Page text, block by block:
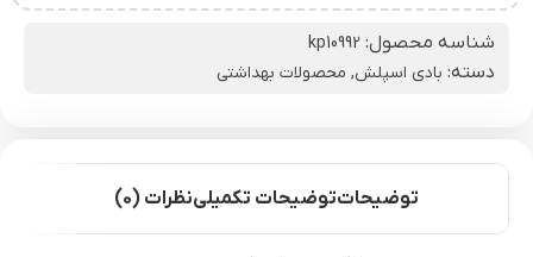
شناسه محصول: kp10992
دسته: بادی اسپلش, محصولات بهداشتی
توضیحاتتوضیحات تکمیلینظرات (0)